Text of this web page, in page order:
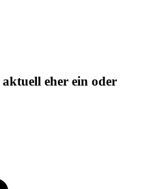
eher ein oder